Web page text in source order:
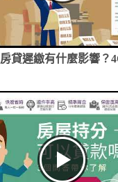
房貸遲繳有什麼影響？